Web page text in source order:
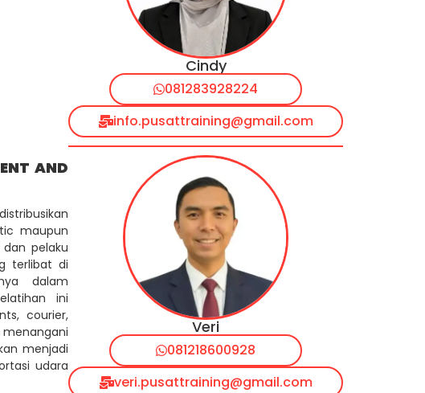
AND
maupun
pelaku
terlibat di
dalam
ini
courier,
menjadi
udara
Cindy
081283928224
info.pusattraining@gmail.com
Veri
081218600928
veri.pusattraining@gmail.com